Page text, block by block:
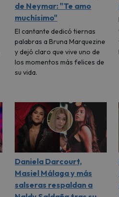
de Neymar: "Te amo
muchísimo"
El cantante dedicó tiernas
palabras a Bruna Marquezine
y dejó claro que vive uno de
los momentos más felices de
su vida.
Daniela Darcourt,
Masiel Málaga y más
salseras respaldan a